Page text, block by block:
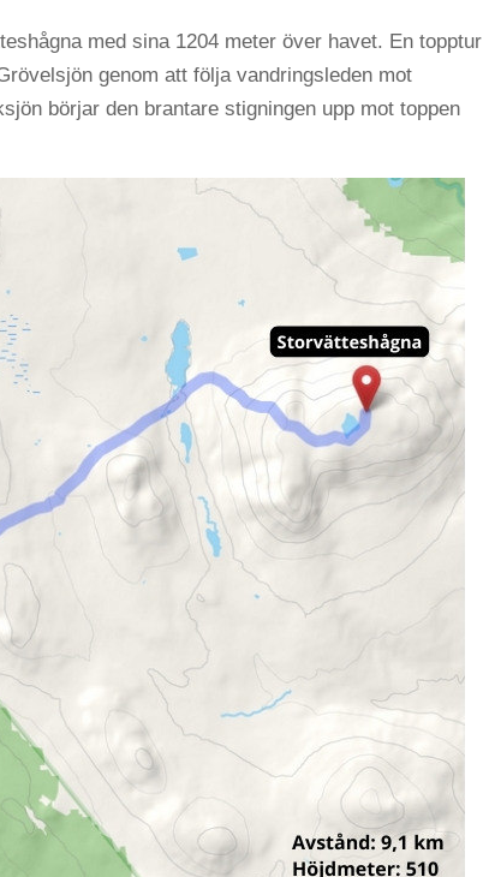
med sina 1204 meter över havet. En topptur
genom att följa vandringsleden mot
börjar den brantare stigningen upp mot toppen